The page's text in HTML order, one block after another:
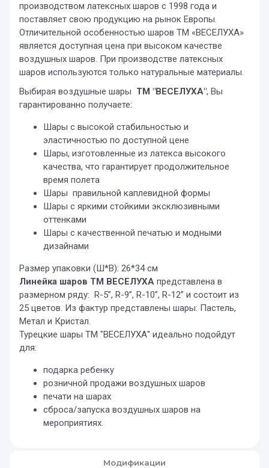
производством латексных шаров с 1998 года и
поставляет свою продукцию на рынок Европы.
Отличительной особенностью шаров ТМ «ВЕСЕЛУХА»
является доступная цена при высоком качестве
воздушных шаров. При производстве латексных
шаров используются только натуральные материалы.
Выбирая воздушные шары ТМ "ВЕСЕЛУХА", Вы
гарантированно получаете:
Шары с высокой стабильностью и
эластичностью по доступной цене
Шары, изготовленные из латекса высокого
качества, что гарантирует продолжительное
время полета
Шары правильной каплевидной формы
Шары с яркими стойкими эксклюзивными
оттенками
Шары с качественной печатью и модными
дизайнами
Размер упаковки (Ш*В): 26*34 см
Линейка шаров ТМ ВЕСЕЛУХА представлена в
размерном ряду: R-5”, R-9”, R-10”, R-12” и состоит из
25 цветов. Из фактур представлены шары: Пастель,
Метал и Кристал.
Турецкие шары ТМ "ВЕСЕЛУХА" идеально подойдут
для:
подарка ребенку
розничной продажи воздушных шаров
печати на шарах
сброса/запуска воздушных шаров на
мероприятиях.
Модификации